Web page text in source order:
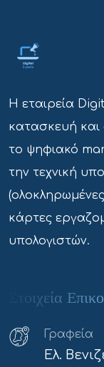
Η εταιρεία
κατασκευή και
το ψηφιακό
την τεχνική
κάρτες
υπολογιστών.
Στοιχεία
Γραφεία
Ελ.